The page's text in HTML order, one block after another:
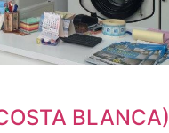
BLANCA)